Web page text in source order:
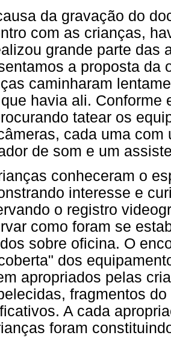
da gravação do
com as crianças,
grande parte das
a proposta da
caminharam
havia ali. Conforme
tatear os
cada uma com
de som e um
conheceram o
interesse e
o registro
como foram se
sobre oficina. O
dos
apropriados pelas
fragmentos
A cada
foram